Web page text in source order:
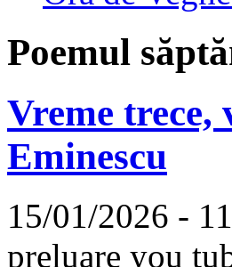
Poemul
Vreme trece,
Eminescu
15/01/2026 -
preluare you